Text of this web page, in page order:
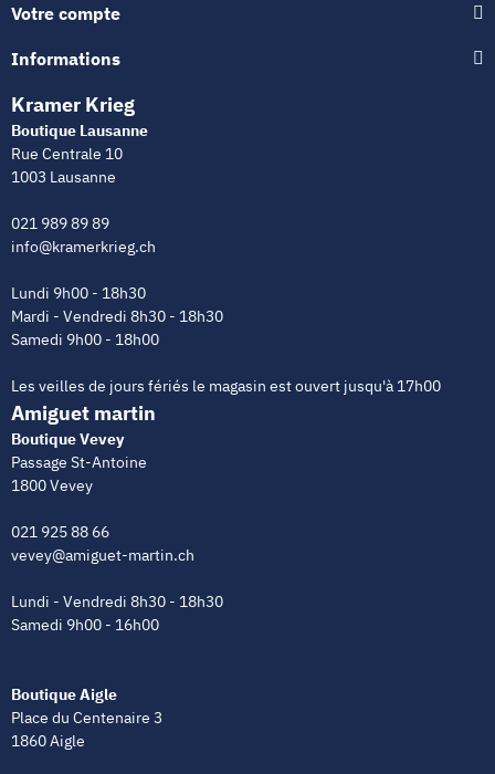
Votre compte
Informations
Kramer Krieg
Boutique Lausanne
Rue Centrale 10
1003 Lausanne
021 989 89 89
info@kramerkrieg.ch
Lundi 9h00 - 18h30
Mardi - Vendredi 8h30 - 18h30
Samedi 9h00 - 18h00
Les veilles de jours fériés le magasin est ouvert jusqu'à 17h00
Amiguet martin
Boutique Vevey
Passage St-Antoine
1800 Vevey
021 925 88 66
vevey@amiguet-martin.ch
Lundi - Vendredi 8h30 - 18h30
Samedi 9h00 - 16h00
Boutique Aigle
Place du Centenaire 3
1860 Aigle